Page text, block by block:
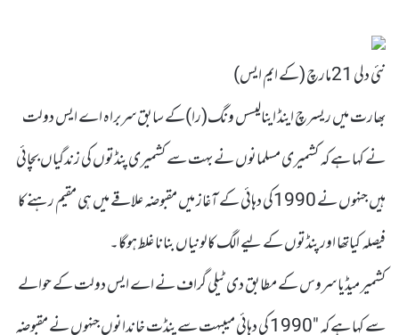
نئی دلی 21مارچ (کے ایم ایس)
بھارت میں ریسرچ اینڈ اینالیسس ونگ(را)کے سابق سربراہ اے ایس دولت
نے کہا ہے کہ کشمیری مسلمانوں نے بہت سے کشمیری پنڈتوں کی زندگیاں بچائی
ہیں جنہوں نے 1990کی دہائی کے آغاز میں مقبوضہ علاقے میں ہی مقیم رہنے کا
فیصلہ کیاتھا اور پنڈتوں کے لیے الگ کالونیاں بنانا غلط ہوگا۔
کشمیر میڈیا سروس کے مطابق دی ٹیلی گراف نے اے ایس دولت کے حوالے
سے کہا ہے کہ "1990 کی دہائی میںبہت سے پنڈت خاندانوں جنہوں نے مقبوضہ